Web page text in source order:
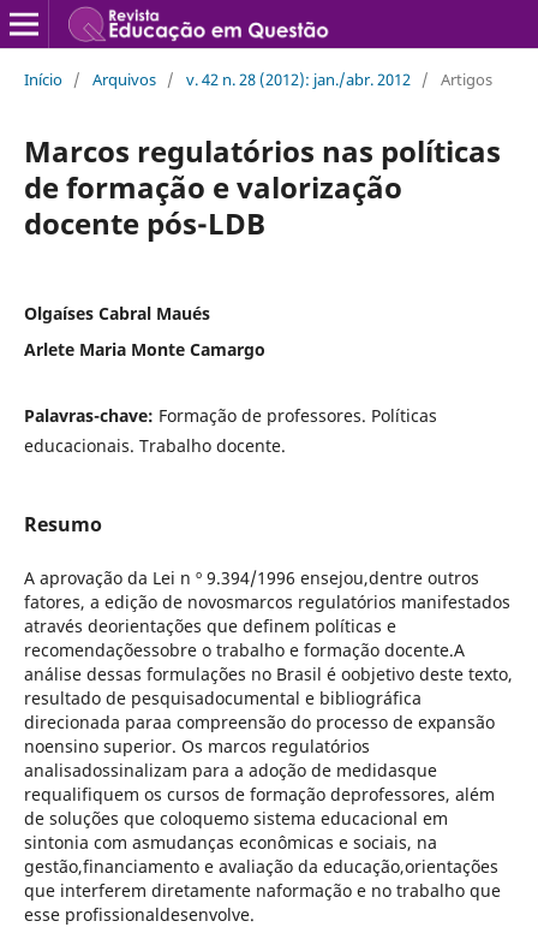
Início / Arquivos / v. 42 n. 28 (2012): jan./abr. 2012 / Artigos
Marcos regulatórios nas políticas
de formação e valorização
docente pós-LDB
Olgaíses Cabral Maués
Arlete Maria Monte Camargo
Palavras-chave: Formação de professores. Políticas
educacionais. Trabalho docente.
Resumo
A aprovação da Lei n º 9.394/1996 ensejou,dentre outros
fatores, a edição de novosmarcos regulatórios manifestados
através deorientações que definem políticas e
recomendaçõessobre o trabalho e formação docente.A
análise dessas formulações no Brasil é oobjetivo deste texto,
resultado de pesquisadocumental e bibliográfica
direcionada paraa compreensão do processo de expansão
noensino superior. Os marcos regulatórios
analisadossinalizam para a adoção de medidasque
requalifiquem os cursos de formação deprofessores, além
de soluções que coloquemo sistema educacional em
sintonia com asmudanças econômicas e sociais, na
gestão,financiamento e avaliação da educação,orientações
que interferem diretamente naformação e no trabalho que
esse profissionaldesenvolve.